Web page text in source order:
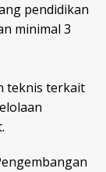
pendidikan
minimal 3
teknis terkait